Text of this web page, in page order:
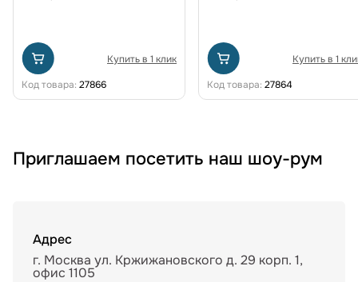
Купить в 1 клик
Код товара: 27866
Купить в 1
Код товара: 27864
Приглашаем посетить наш шоу-рум
Адрес
г. Москва ул. Кржижановского д. 29 корп. 1,
офис 1105